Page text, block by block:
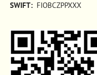
SWIFT: FIOBCZPPXXX